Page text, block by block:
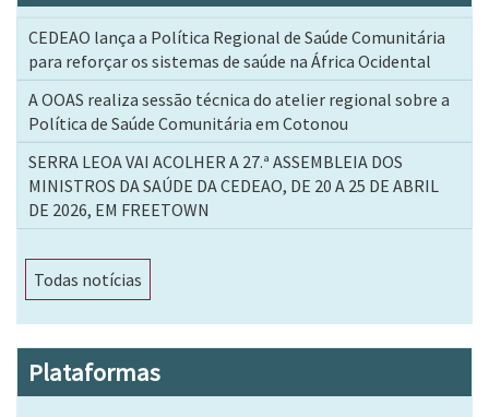
CEDEAO lança a Política Regional de Saúde Comunitária
para reforçar os sistemas de saúde na África Ocidental
A OOAS realiza sessão técnica do atelier regional sobre a
Política de Saúde Comunitária em Cotonou
SERRA LEOA VAI ACOLHER A 27.ª ASSEMBLEIA DOS
MINISTROS DA SAÚDE DA CEDEAO, DE 20 A 25 DE ABRIL
DE 2026, EM FREETOWN
Todas notícias
Plataformas